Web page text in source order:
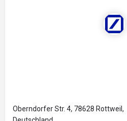
Oberndorfer Str. 4, 78628 Rottweil,